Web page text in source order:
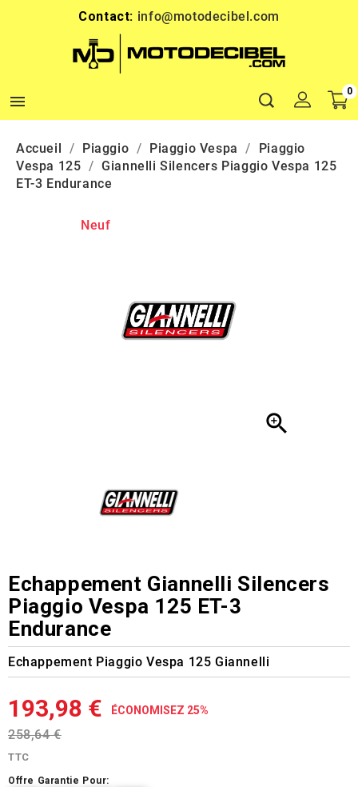
Contact: info@motodecibel.com

0
Accueil Piaggio Piaggio Vespa
Piaggio
Vespa 125
Giannelli Silencers Piaggio Vespa 125
ET-3 Endurance
Neuf

Echappement Giannelli Silencers
Piaggio Vespa 125 ET-3
Endurance
Echappement Piaggio Vespa 125 Giannelli
193,98 € ÉCONOMISEZ 25%
258,64 €
TTC
Offre Garantie Pour: